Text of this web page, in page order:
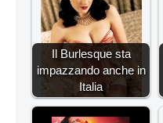
Il Burlesque sta
impazzando anche in
Italia